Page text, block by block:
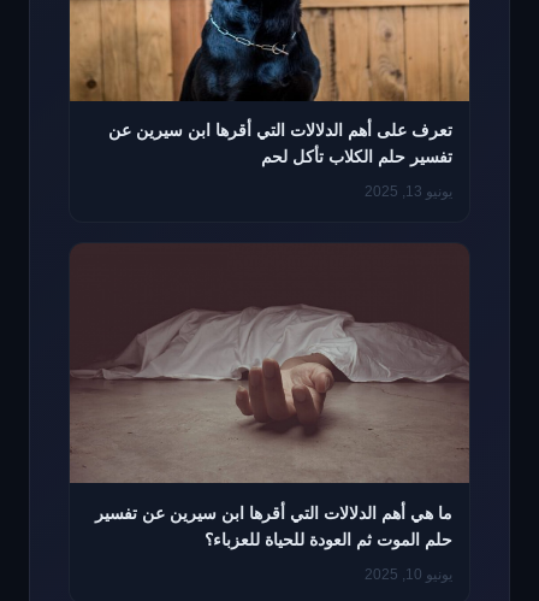
تعرف على أهم الدلالات التي أقرها ابن سيرين عن
تفسير حلم الكلاب تأكل لحم
يونيو 13, 2025
ما هي أهم الدلالات التي أقرها ابن سيرين عن تفسير
حلم الموت ثم العودة للحياة للعزباء؟
يونيو 10, 2025